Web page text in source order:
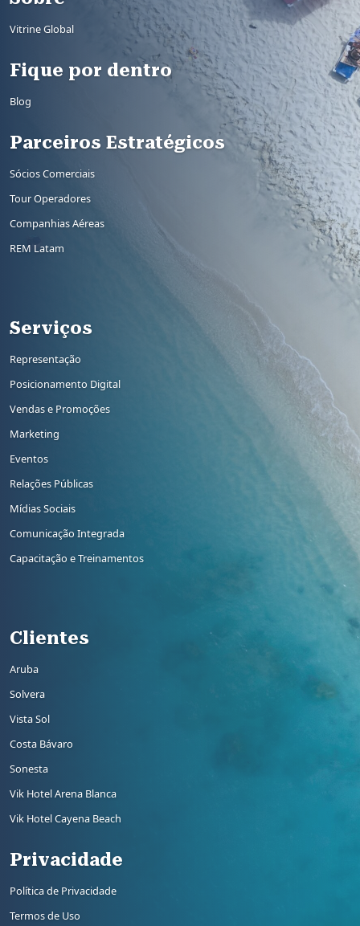
Vitrine Global
Fique por dentro
Blog
Parceiros Estratégicos
Sócios Comerciais
Tour Operadores
Companhias Aéreas
REM Latam
Rodapé 2
Serviços
Representação
Posicionamento Digital
Vendas e Promoções
Marketing
Eventos
Relações Públicas
Mídias Sociais
Comunicação Integrada
Capacitação e Treinamentos
Rodapé 3
Clientes
Aruba
Solvera
Vista Sol
Costa Bávaro
Sonesta
Vik Hotel Arena Blanca
Vik Hotel Cayena Beach
Privacidade
Política de Privacidade
Termos de Uso